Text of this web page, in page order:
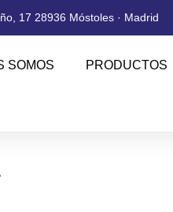
17 28936 Móstoles · Madrid
SOMOS PRODUCTOS